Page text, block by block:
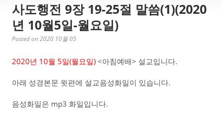
사도행전 9장 19-25절 말씀(1)(2020
년 10월5일-월요일)
Posted on 2020 10월 05
2020년 10월 5일(월요일) <아침예배> 설교입니다.
아래 성경본문 윗편에 설교음성화일이 있습니다.
음성화일은 mp3 화일입니다.